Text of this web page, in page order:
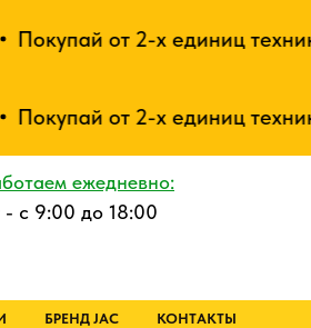
от 2-х единиц техники -
от 2-х единиц техники -
ежедневно:
с 9:00 до 18:00
БРЕНД JAC
КОНТАКТЫ